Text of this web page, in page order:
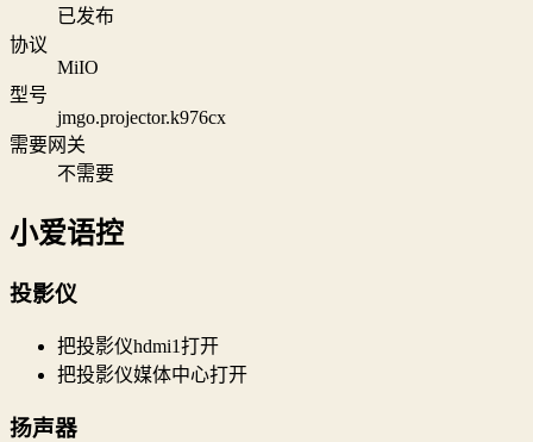
已发布
协议
MiIO
型号
jmgo.projector.k976cx
需要网关
不需要
小爱语控
投影仪
把投影仪hdmi1打开
把投影仪媒体中心打开
扬声器